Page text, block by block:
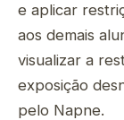
e aplicar
aos demais
visualizar a
exposição
pelo Napne.